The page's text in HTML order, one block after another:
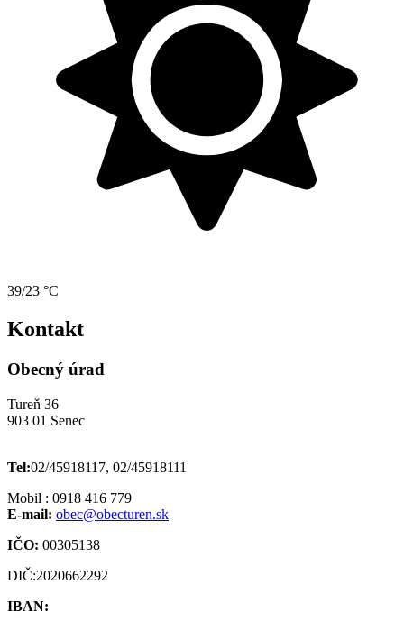
39/23 °C
Kontakt
Obecný úrad
Tureň 36
903 01 Senec
Tel:02/45918117, 02/45918111
Mobil : 0918 416 779
E-mail: obec@obecturen.sk
IČO: 00305138
DIČ:2020662292
IBAN: